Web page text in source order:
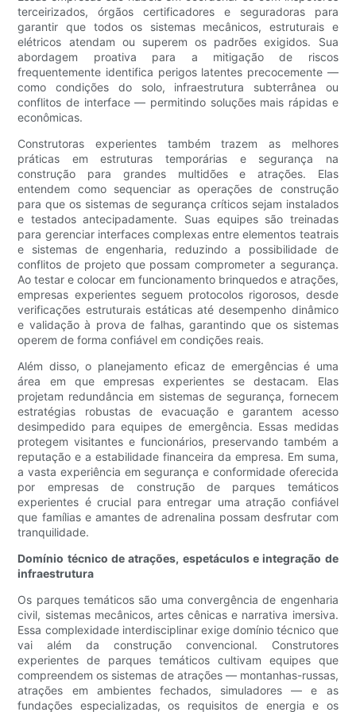
terceirizados, órgãos certificadores e seguradoras para
garantir que todos os sistemas mecânicos, estruturais e
elétricos atendam ou superem os padrões exigidos. Sua
abordagem proativa para a mitigação de riscos
frequentemente identifica perigos latentes precocemente —
como condições do solo, infraestrutura subterrânea ou
conflitos de interface — permitindo soluções mais rápidas e
econômicas.
Construtoras experientes também trazem as melhores
práticas em estruturas temporárias e segurança na
construção para grandes multidões e atrações. Elas
entendem como sequenciar as operações de construção
para que os sistemas de segurança críticos sejam instalados
e testados antecipadamente. Suas equipes são treinadas
para gerenciar interfaces complexas entre elementos teatrais
e sistemas de engenharia, reduzindo a possibilidade de
conflitos de projeto que possam comprometer a segurança.
Ao testar e colocar em funcionamento brinquedos e atrações,
empresas experientes seguem protocolos rigorosos, desde
verificações estruturais estáticas até desempenho dinâmico
e validação à prova de falhas, garantindo que os sistemas
operem de forma confiável em condições reais.
Além disso, o planejamento eficaz de emergências é uma
área em que empresas experientes se destacam. Elas
projetam redundância em sistemas de segurança, fornecem
estratégias robustas de evacuação e garantem acesso
desimpedido para equipes de emergência. Essas medidas
protegem visitantes e funcionários, preservando também a
reputação e a estabilidade financeira da empresa. Em suma,
a vasta experiência em segurança e conformidade oferecida
por empresas de construção de parques temáticos
experientes é crucial para entregar uma atração confiável
que famílias e amantes de adrenalina possam desfrutar com
tranquilidade.
Domínio técnico de atrações, espetáculos e integração de
infraestrutura
Os parques temáticos são uma convergência de engenharia
civil, sistemas mecânicos, artes cênicas e narrativa imersiva.
Essa complexidade interdisciplinar exige domínio técnico que
vai além da construção convencional. Construtores
experientes de parques temáticos cultivam equipes que
compreendem os sistemas de atrações — montanhas-russas,
atrações em ambientes fechados, simuladores — e as
fundações especializadas, os requisitos de energia e os